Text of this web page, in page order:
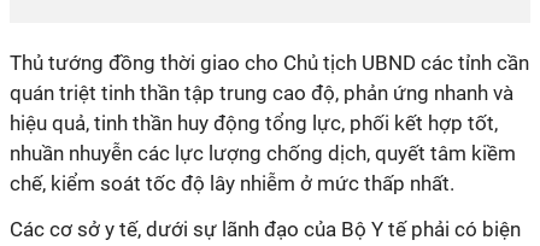
Thủ tướng đồng thời giao cho Chủ tịch UBND các tỉnh cần
quán triệt tinh thần tập trung cao độ, phản ứng nhanh và
hiệu quả, tinh thần huy động tổng lực, phối kết hợp tốt,
nhuần nhuyễn các lực lượng chống dịch, quyết tâm kiềm
chế, kiểm soát tốc độ lây nhiễm ở mức thấp nhất.
Các cơ sở y tế, dưới sự lãnh đạo của Bộ Y tế phải có biện